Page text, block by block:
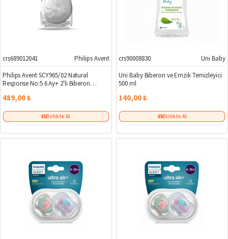
crs689012041
Philips Avent
Philips Avent SCY965/02 Natural
Response No:5 6 Ay+ 2'li Biberon
489,00 ₺
Birlikte Al
crs90008830
Uni Baby
Uni Baby Biberon ve Emzik Temizleyici
500 ml
140,00 ₺
Birlikte Al